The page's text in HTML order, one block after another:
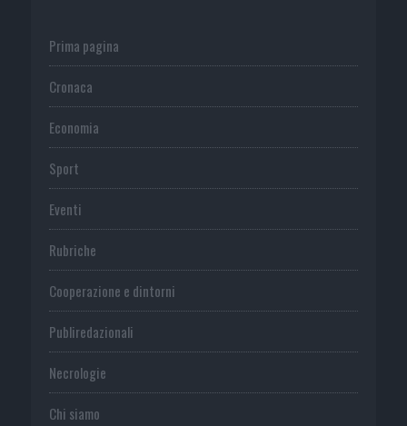
Prima pagina
Cronaca
Economia
Sport
Eventi
Rubriche
Cooperazione e dintorni
Publiredazionali
Necrologie
Chi siamo